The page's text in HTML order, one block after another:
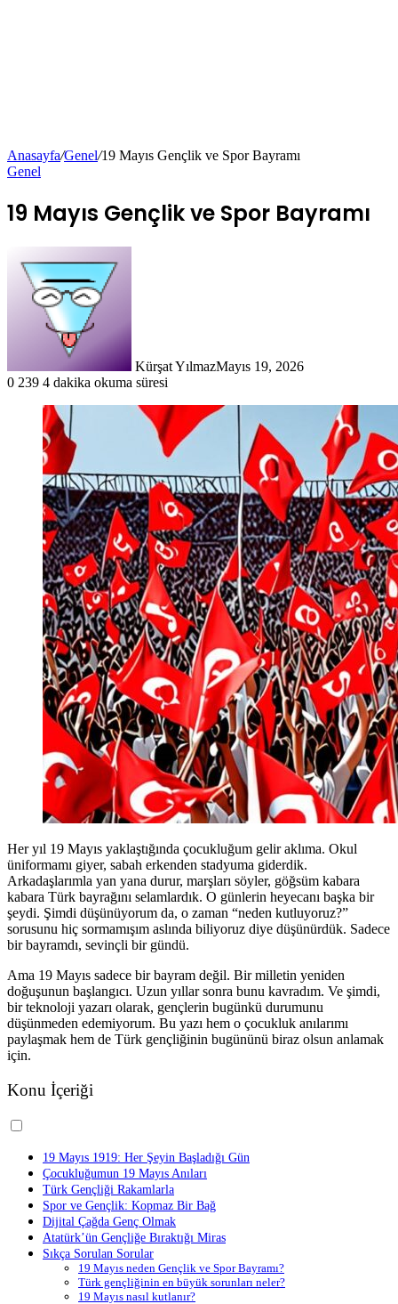
Anasayfa/Genel/19 Mayıs Gençlik ve Spor Bayramı
Genel
19 Mayıs Gençlik ve Spor Bayramı
Kürşat YılmazMayıs 19, 2026
0 239 4 dakika okuma süresi
Her yıl 19 Mayıs yaklaştığında çocukluğum gelir aklıma. Okul
üniformamı giyer, sabah erkenden stadyuma giderdik.
Arkadaşlarımla yan yana durur, marşları söyler, göğsüm kabara
kabara Türk bayrağını selamlardık. O günlerin heyecanı başka bir
şeydi. Şimdi düşünüyorum da, o zaman “neden kutluyoruz?”
sorusunu hiç sormamışım aslında biliyoruz diye düşünürdük. Sadece
bir bayramdı, sevinçli bir gündü.
Ama 19 Mayıs sadece bir bayram değil. Bir milletin yeniden
doğuşunun başlangıcı. Uzun yıllar sonra bunu kavradım. Ve şimdi,
bir teknoloji yazarı olarak, gençlerin bugünkü durumunu
düşünmeden edemiyorum. Bu yazı hem o çocukluk anılarımı
paylaşmak hem de Türk gençliğinin bugününü biraz olsun anlamak
için.
Konu İçeriği
19 Mayıs 1919: Her Şeyin Başladığı Gün
Çocukluğumun 19 Mayıs Anıları
Türk Gençliği Rakamlarla
Spor ve Gençlik: Kopmaz Bir Bağ
Dijital Çağda Genç Olmak
Atatürk’ün Gençliğe Bıraktığı Miras
Sıkça Sorulan Sorular
19 Mayıs neden Gençlik ve Spor Bayramı?
Türk gençliğinin en büyük sorunları neler?
19 Mayıs nasıl kutlanır?